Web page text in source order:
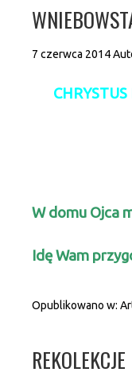
7 czerwca 2014
W domu Ojca
Idę Wam
Opublikowano w:
REKOLEKCJE